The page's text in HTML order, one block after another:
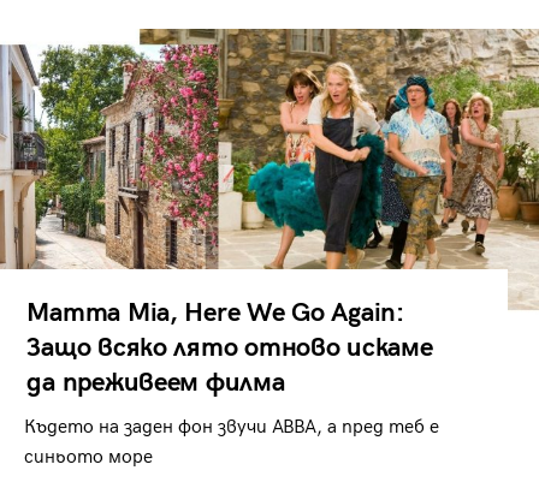
Mamma Mia, Here We Go Again:
Защо всяко лято отново искаме
да преживеем филма
Където на заден фон звучи ABBA, а пред теб е
синьото море